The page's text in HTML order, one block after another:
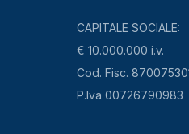
CAPITALE SOCIALE:
€ 10.000.000 i.v.
Cod. Fisc.
P.Iva 00726790983